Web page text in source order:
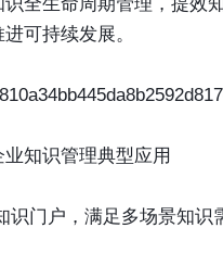
识全生命周期管理，提效
可持续发展。
知识管理典型应用
门户，满足多场景知识